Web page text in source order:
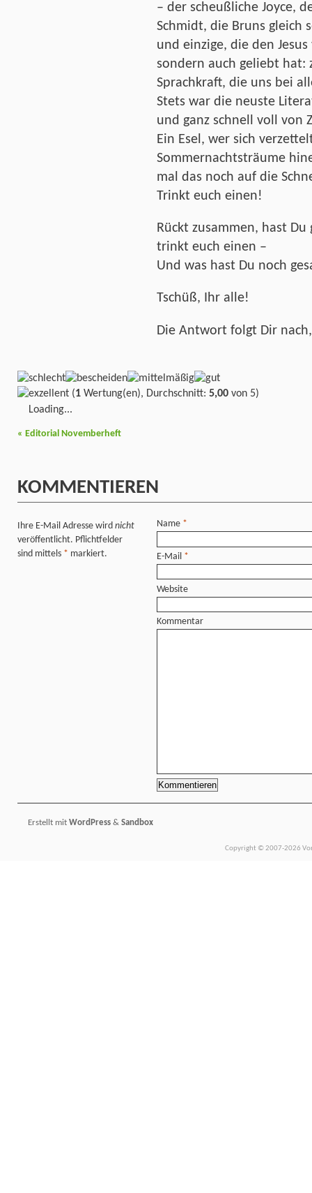
– der scheußliche Joyce,
Schmidt, die Bruns gleich
und einzige, die den
sondern auch geliebt hat:
Sprachkraft, die uns bei
Stets war die neuste
und ganz schnell voll von
Ein Esel, wer sich
Sommernachtsträume
mal das noch auf die
Trinkt euch einen!
Rückt zusammen, hast
trinkt euch einen –
Und was hast Du noch
Tschüß, Ihr alle!
Die Antwort folgt Dir
(1 Wertung(en), Durchschnitt: 5,00 von 5)
Loading...
« Editorial Novemberheft
KOMMENTIEREN
Ihre E-Mail Adresse wird nicht
veröffentlicht. Pflichtfelder
sind mittels * markiert.
Name *
E-Mail *
Website
Kommentar
Erstellt mit WordPress & Sandbox
Copyright © 2007-2026